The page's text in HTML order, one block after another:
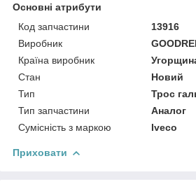
Основні атрибути
Код запчастини
13916
Виробник
Країна виробник
Стан
Новий
Тип
Трос
Тип запчастини
Аналог
Сумісність з маркою
Iveco
Приховати